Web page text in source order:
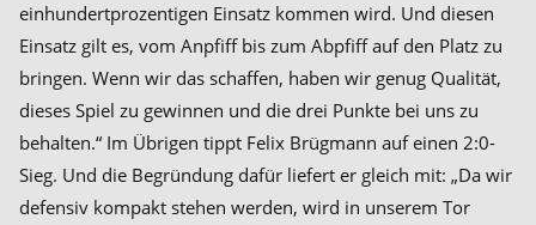
einhundertprozentigen Einsatz kommen wird. Und diesen
Einsatz gilt es, vom Anpfiff bis zum Abpfiff auf den Platz zu
bringen. Wenn wir das schaffen, haben wir genug Qualität,
dieses Spiel zu gewinnen und die drei Punkte bei uns zu
behalten.“ Im Übrigen tippt Felix Brügmann auf einen 2:0-
Sieg. Und die Begründung dafür liefert er gleich mit: „Da wir
defensiv kompakt stehen werden, wird in unserem Tor